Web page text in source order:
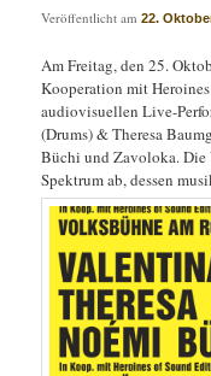
Veröffentlicht am22.
Am Freitag, den 25.
Kooperation mit
audiovisuellen Live-
(Drums) & Theresa
Büchi und Zavoloka.
Spektrum ab, dessen